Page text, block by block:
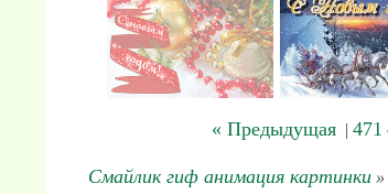
« Предыдущая| 471
Смайлик гиф анимация картинки »